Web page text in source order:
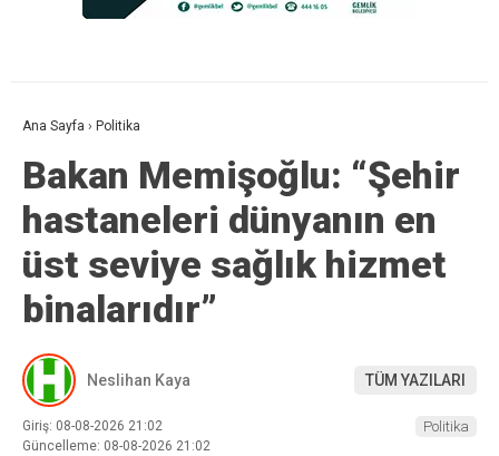
Ana Sayfa › Politika
Bakan Memişoğlu: “Şehir
hastaneleri dünyanın en
üst seviye sağlık hizmet
binalarıdır”
Neslihan Kaya TÜM YAZILARI
Giriş: 08-08-2026 21:02
Güncelleme: 08-08-2026 21:02
Politika